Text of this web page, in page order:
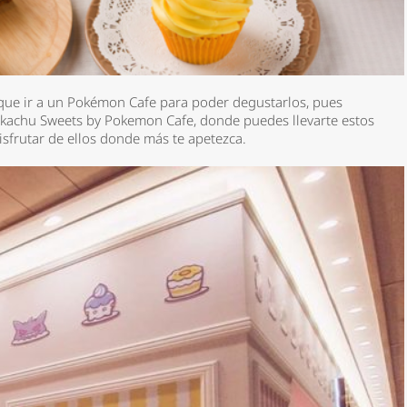
ir a un Pokémon Cafe para poder degustarlos, pues
Sweets by Pokemon Cafe, donde puedes llevarte estos
de ellos donde más te apetezca.
*